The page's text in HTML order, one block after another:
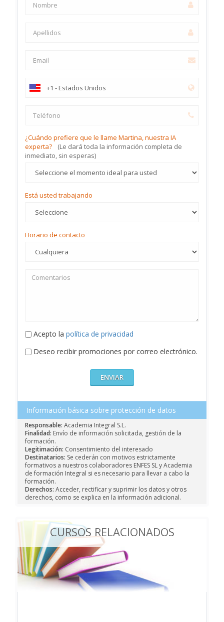
¿Cuándo prefiere que le llame Martina, nuestra IA
experta?
(Le dará toda la información completa de
inmediato, sin esperas)
Está usted trabajando
Horario de contacto
Acepto la política de privacidad
Deseo recibir promociones por correo electrónico.
Información básica sobre protección de datos
Responsable: Academia Integral S.L.
Finalidad: Envío de información solicitada, gestión de la
formación.
Legitimación: Consentimiento del interesado
Destinatarios: Se cederán con motivos estrictamente
formativos a nuestros colaboradores ENFES SL y Academia
de formación Integral si es necesario para llevar a cabo la
formación.
Derechos: Acceder, rectificar y suprimir los datos y otros
derechos, como se explica en la información adicional.
CURSOS RELACIONADOS